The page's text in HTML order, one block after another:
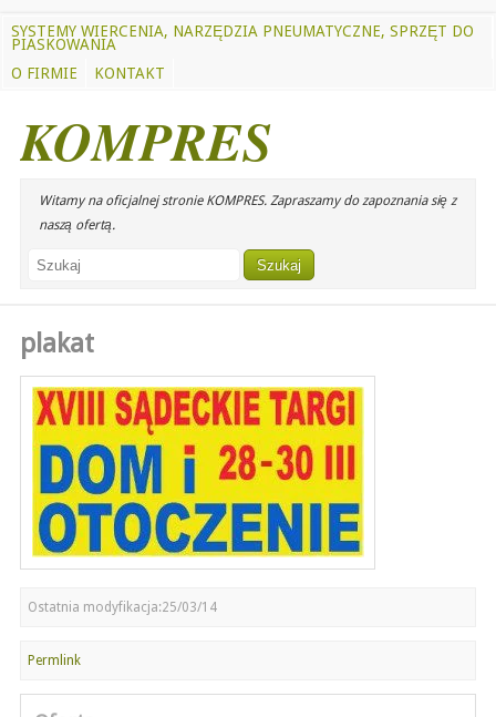
SYSTEMY WIERCENIA, NARZĘDZIA PNEUMATYCZNE, SPRZĘT DO
PIASKOWANIA
O FIRMIE
KONTAKT
KOMPRES
Witamy na oficjalnej stronie KOMPRES. Zapraszamy do zapoznania się z
naszą ofertą.
plakat
Ostatnia modyfikacja:25/03/14
Permlink